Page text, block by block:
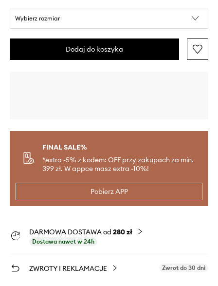
Wybierz rozmiar
Dodaj do koszyka
FINAL SALE%
*extra -5% z kodem: OFF przy zakupach za min.
399 zł. W appce masz extra -10%!
Pobierz APP
DARMOWA DOSTAWA od 280 zł
Dostawa nawet w 24h
ZWROTY I REKLAMACJE Zwrot do 30 dni